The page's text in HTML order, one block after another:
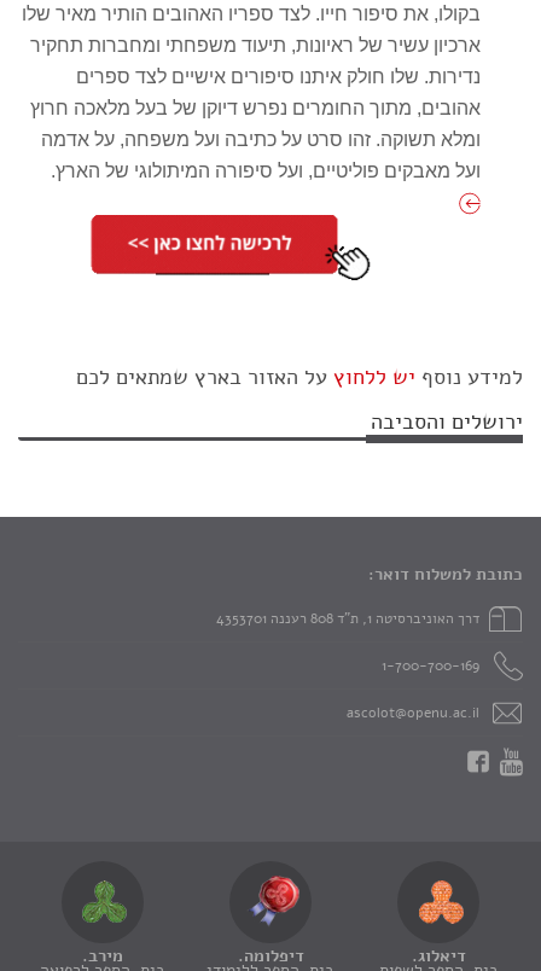
בקולו, את סיפור חייו. לצד ספריו האהובים הותיר מאיר שלו
ארכיון עשיר של ראיונות, תיעוד משפחתי ומחברות תחקיר
נדירות. שלו חולק איתנו סיפורים אישיים לצד ספרים
אהובים, מתוך החומרים נפרש דיוקן של בעל מלאכה חרוץ
ומלא תשוקה. זהו סרט על כתיבה ועל משפחה, על אדמה
ועל מאבקים פוליטיים, ועל סיפורה המיתולוגי של הארץ.
למידע נוסף יש ללחוץ על האזור בארץ שמתאים לכם
ירושלים והסביבה
כתובת למשלוח דואר:
דרך האוניברסיטה 1, ת"ד 808 רעננה 4353701
1-700-700-169
ascolot@openu.ac.il
דיאלוג. דיפלומה. מירב.